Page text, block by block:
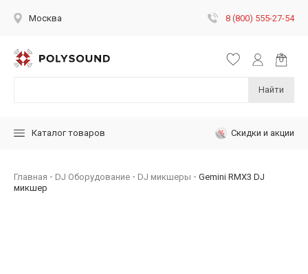
Москва 8 (800) 555-27-54
Найти
Каталог товаров Скидки и акции
Главная DJ Оборудование DJ микшеры
Gemini RMX3 DJ
микшер